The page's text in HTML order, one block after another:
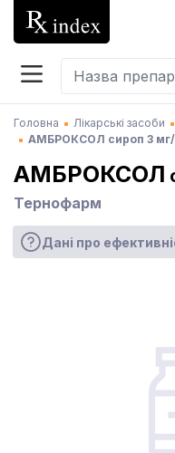
Головна Лікарські засоби
АМБРОКСОЛ сироп 3
АМБРОКСОЛ
Тернофарм
Дані про